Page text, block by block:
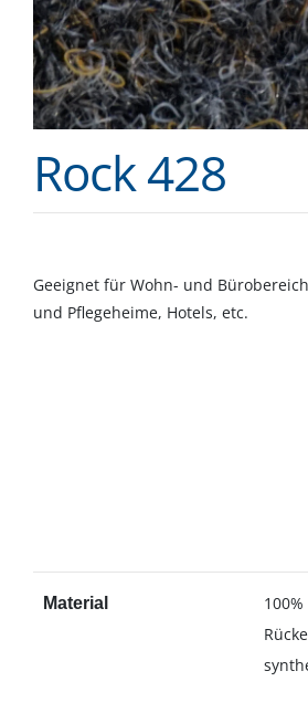
Rock 428
Geeignet für Wohn- und
und Pflegeheime, Hotels, etc.
Material